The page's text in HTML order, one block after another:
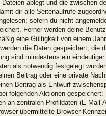
Dateien ablegt und die zwischen
dir alle Seitenaufrufe
sofern du nicht
Ferner werden deine
eine Gültigkeit von einem
die Daten gespeichert, die
sind mindestens ein
als notwendig festgelegt
Beitrag oder eine private
Beitrag als Entwurf
folgenden Aktionen
an zentralen Profildaten (E-
übermittelte Browser-